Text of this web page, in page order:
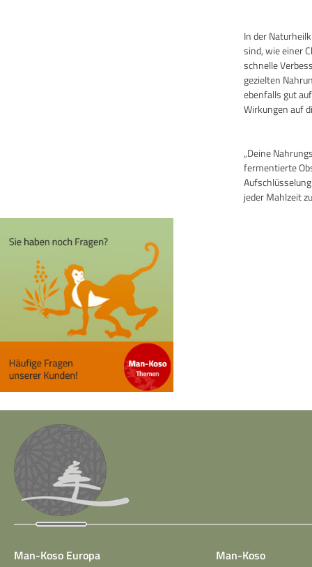
In der
sind, wie einer
schnelle
gezielten
ebenfalls gut
Wirkungen auf
„Deine
fermentierte
jeder Mahlzeit
Man-Koso Europa
Man-Koso